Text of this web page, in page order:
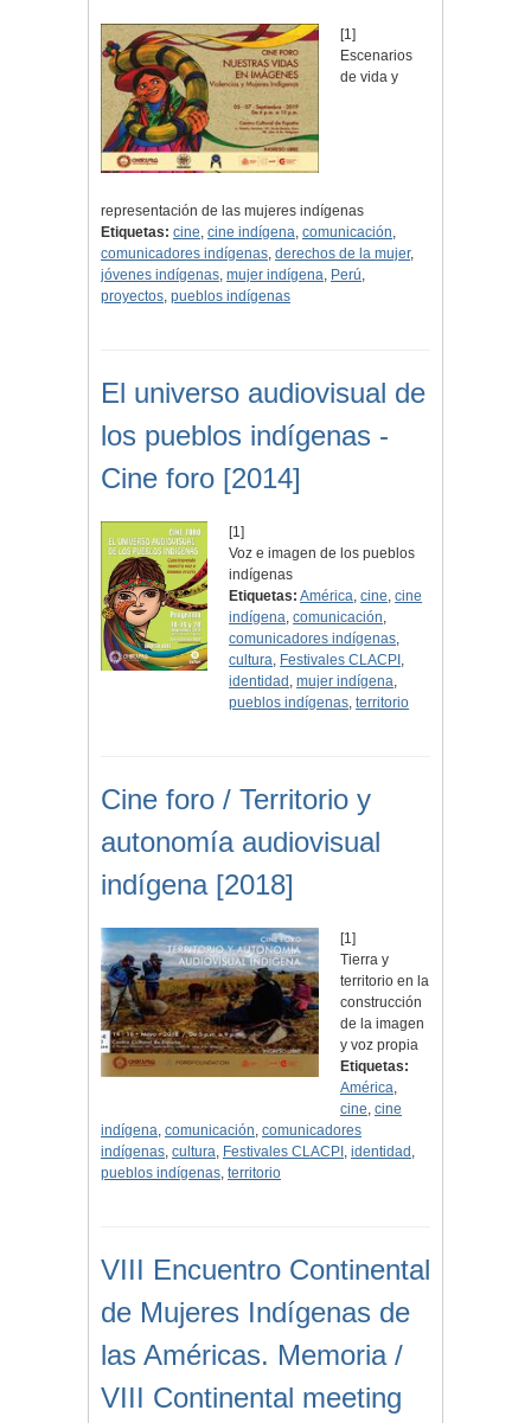
[1]
Escenarios
de vida y
representación de las mujeres indígenas
Etiquetas: cine, cine indígena, comunicación,
comunicadores indígenas, derechos de la mujer,
jóvenes indígenas, mujer indígena, Perú,
proyectos, pueblos indígenas
El universo audiovisual de
los pueblos indígenas -
Cine foro [2014]
[1]
Voz e imagen de los pueblos
indígenas
Etiquetas: América,cine,cine
indígena,comunicación,
comunicadores indígenas,
cultura, Festivales CLACPI ,
identidad ,mujer indígena,
pueblos indígenas,territorio
Cine foro / Territorio y
autonomía audiovisual
indígena [2018]
[1]
Tierra y
territorio en la
construcción
de la imagen
y voz propia
Etiquetas:
América,
cine, cine
indígena, comunicación, comunicadores
indígenas, cultura, Festivales CLACPI , identidad ,
pueblos indígenas, territorio
VIII Encuentro Continental
de Mujeres Indígenas de
las Américas. Memoria /
VIII Continental meeting